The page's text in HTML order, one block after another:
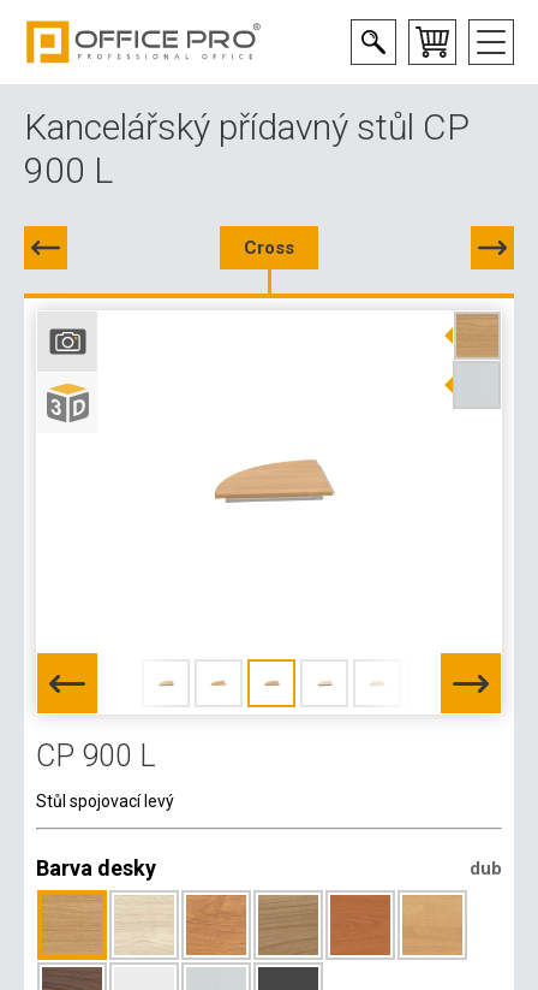
Kancelářský přídavný stůl CP
900 L
Cross
CP 900 L
Stůl spojovací levý
Barva desky dub